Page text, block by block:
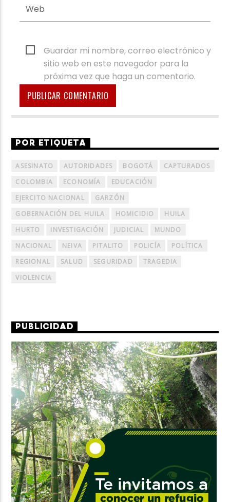
Guardar mi nombre, correo electrónico y
sitio web en este navegador para la
próxima vez que haga un comentario.
POR ETIQUETA
ASESINATO AUTORIDADES BOGOTÁ
CAPTURADOS
COLOMBIA
ECONOMÍA
EDUCACIÓN
EJERCITO NACIONAL
GARZÓN
GOBERNACIÓN DEL HUILA
HOMICIDIO
HUILA
HURTO
INVESTIGACIÓN JUDICIAL
MUNDO
NACIONAL
NEIVA PITALITO POLICÍA
POLÍTICA
REGIONAL
SALUD SEGURIDAD
TRAGEDIA
VIOLENCIA
PUBLICIDAD